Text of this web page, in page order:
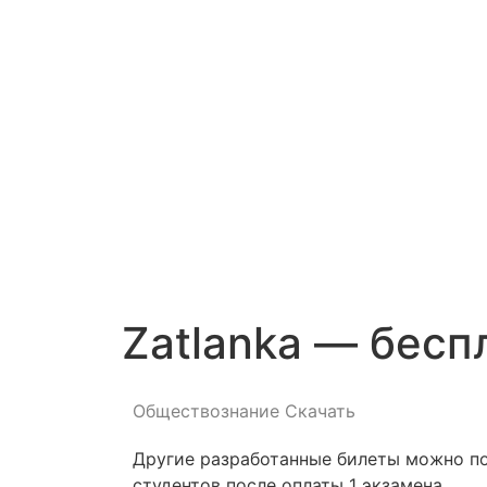
Zatlanka —
Обществознание Скачать
Другие разработанные билеты можно